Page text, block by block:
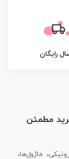
رایگان
مطمئن
ماژول‌ها،